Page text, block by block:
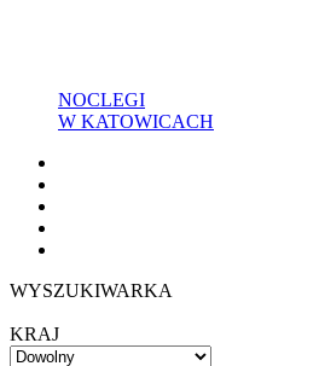
NOCLEGI
W KATOWICACH
WYSZUKIWARKA
KRAJ